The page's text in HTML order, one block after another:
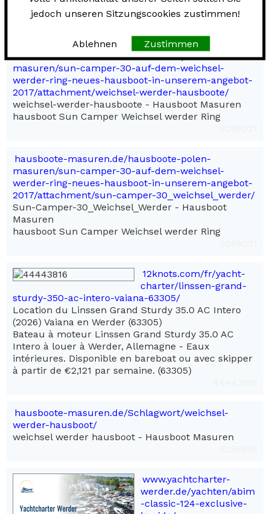
Angebote verschiedener Anbieter auf einer Seite.
hausboote-masuren.de/hausboote-polen-
masuren/sun-camper-30-auf-dem-weichsel-
werder-ring-neues-hausboot-in-unserem-angebot-
2017/attachment/weichsel-werder-hausboote/
weichsel-werder-hausboote - Hausboot Masuren
hausboot Sun Camper Weichsel werder Ring
hausboote-masuren.de/hausboote-polen-
masuren/sun-camper-30-auf-dem-weichsel-
werder-ring-neues-hausboot-in-unserem-angebot-
2017/attachment/sun-camper-30_weichsel_werder/
Sun-Camper-30_Weichsel_Werder - Hausboot
Masuren
hausboot Sun Camper Weichsel werder Ring
12knots.com/fr/yacht-
charter/linssen-grand-
sturdy-350-ac-intero-vaiana-63305/
Location du Linssen Grand Sturdy 35.0 AC Intero
(2026) Vaiana en Werder (63305)
Bateau à moteur Linssen Grand Sturdy 35.0 AC
Intero à louer à Werder, Allemagne - Eaux
intérieures. Disponible en bareboat ou avec skipper
à partir de €2,121 par semaine. (63305)
hausboote-masuren.de/Schlagwort/weichsel-
werder-hausboot/
weichsel werder hausboot - Hausboot Masuren
www.yachtcharter-
werder.de/yachten/abim
-classic-124-exclusive-
jedoch unseren Sitzungscookies zustimmen!
Ablehnen Zustimmen